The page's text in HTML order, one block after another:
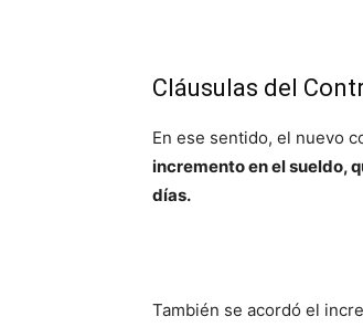
Cláusulas del
En ese sentido, el nuevo
incremento en el sueldo,
días.
También se acordó el